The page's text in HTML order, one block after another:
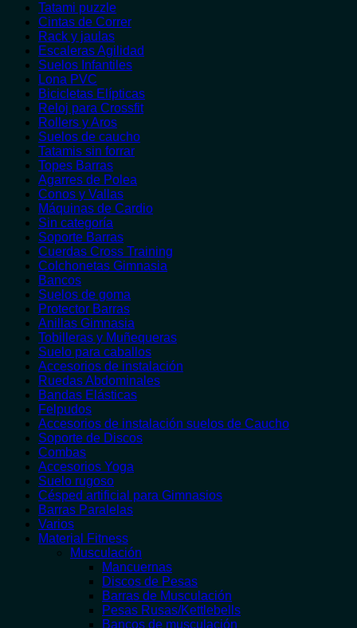
Tatami puzzle
Cintas de Correr
Rack y jaulas
Escaleras Agilidad
Suelos Infantiles
Lona PVC
Bicicletas Elípticas
Reloj para Crossfit
Rollers y Aros
Suelos de caucho
Tatamis sin forrar
Topes Barras
Agarres de Polea
Conos y Vallas
Máquinas de Cardio
Sin categoría
Soporte Barras
Cuerdas Cross Training
Colchonetas Gimnasia
Bancos
Suelos de goma
Protector Barras
Anillas Gimnasia
Tobilleras y Muñequeras
Suelo para caballos
Accesorios de instalación
Ruedas Abdominales
Bandas Elásticas
Felpudos
Accesorios de instalación suelos de Caucho
Soporte de Discos
Combas
Accesorios Yoga
Suelo rugoso
Césped artificial para Gimnasios
Barras Paralelas
Varios
Material Fitness
Musculación
Mancuernas
Discos de Pesas
Barras de Musculación
Pesas Rusas/Kettlebells
Bancos de musculación